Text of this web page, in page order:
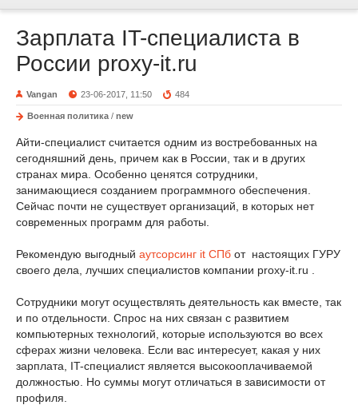
Зарплата IT-специалиста в
России proxy-it.ru
Vangan 23-06-2017, 11:50 484
Военная политика / new
Айти-специалист считается одним из востребованных на
сегодняшний день, причем как в России, так и в других
странах мира. Особенно ценятся сотрудники,
занимающиеся созданием программного обеспечения.
Сейчас почти не существует организаций, в которых нет
современных программ для работы.
Рекомендую выгодный аутсорсинг it СПб от настоящих ГУРУ
своего дела, лучших специалистов компании proxy-it.ru .
Сотрудники могут осуществлять деятельность как вместе, так
и по отдельности. Спрос на них связан с развитием
компьютерных технологий, которые используются во всех
сферах жизни человека. Если вас интересует, какая у них
зарплата, IT-специалист является высокооплачиваемой
должностью. Но суммы могут отличаться в зависимости от
профиля.